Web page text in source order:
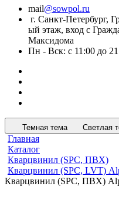
mail@sowpol.ru
г. Санкт-Петербург,
ый этаж, вход с
Максидома
Пн - Вск: с 11:00 до
Темная тема Светлая
Главная
Каталог
Кварцвинил (SPC, ПВХ)
Кварцвинил (SPC, LVT)
Кварцвинил (SPC, ПВХ)